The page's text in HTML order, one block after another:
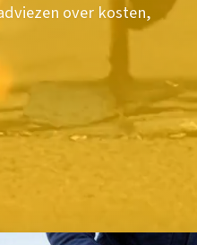
over kosten,